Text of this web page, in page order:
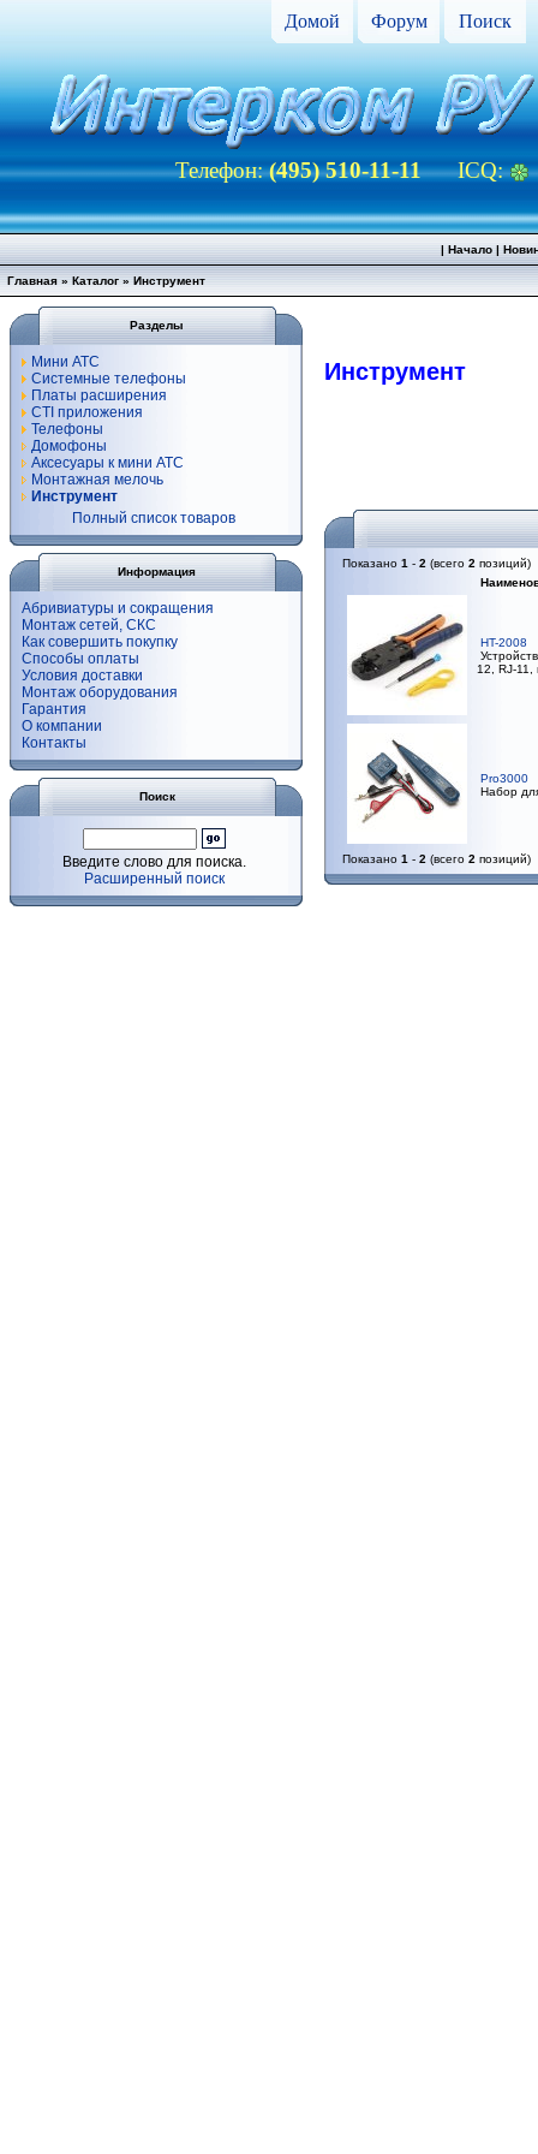
Домой Форум Поиск
Телефон:(495) 510-11-11ICQ:
| Начало|
Главная » Каталог » Инструмент
Разделы
Мини АТС
Системные телефоны
Платы расширения
CTI приложения
Телефоны
Домофоны
Аксесуары к мини АТС
Монтажная мелочь
Инструмент
Полный список товаров
Информация
Абривиатуры и сокращения
Монтаж сетей, СКС
Как совершить покупку
Способы оплаты
Условия доставки
Монтаж оборудования
Гарантия
О компании
Контакты
Поиск
Введите слово для поиска.
Расширенный поиск
Инструмент
Показано 1 - 2 (всего 2 позиций)
HT-2008
12, RJ-
Pro3000
Набор
Показано 1 - 2 (всего 2 позиций)